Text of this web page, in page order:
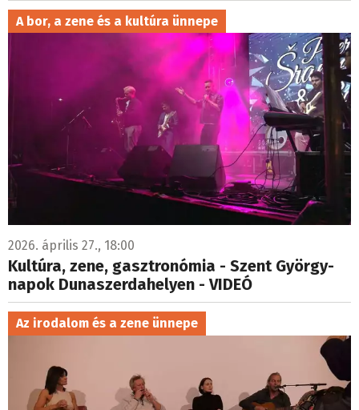
A bor, a zene és a kultúra ünnepe
2026. április 27., 18:00
Kultúra, zene, gasztronómia - Szent György-
napok Dunaszerdahelyen - VIDEÓ
Az irodalom és a zene ünnepe